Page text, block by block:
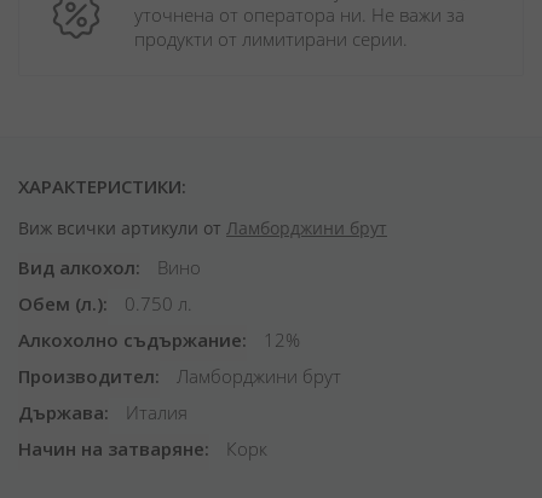
уточнена от оператора ни. Не важи за
продукти от лимитирани серии.
ХАРАКТЕРИСТИКИ:
Виж всички артикули от Ламборджини брут
Вид алкохол
Вино
Обем (л.)
0.750 л.
Алкохолно съдържание
12%
Производител
Ламборджини брут
Държава
Италия
Начин на затваряне
Корк